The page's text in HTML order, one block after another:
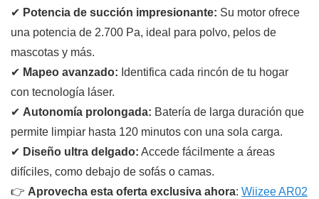
✔ Potencia de succión impresionante: Su motor ofrece
una potencia de 2.700 Pa, ideal para polvo, pelos de
mascotas y más.
✔ Mapeo avanzado: Identifica cada rincón de tu hogar
con tecnología láser.
✔ Autonomía prolongada: Batería de larga duración que
permite limpiar hasta 120 minutos con una sola carga.
✔ Diseño ultra delgado: Accede fácilmente a áreas
difíciles, como debajo de sofás o camas.
👉 Aprovecha esta oferta exclusiva ahora: Wiizee AR02